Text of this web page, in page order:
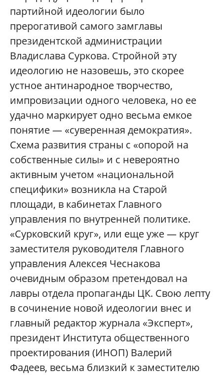
партийной идеологии было
прерогативой самого замглавы
президентской администрации
Владислава Суркова. Стройной эту
идеологию не назовешь, это скорее
устное антинародное творчество,
импровизации одного человека, но ее
удачно маркирует одно весьма емкое
понятие — «суверенная демократия».
Схема развития страны с «опорой на
собственные силы» и с невероятно
активным учетом «национальной
специфики» возникла на Старой
площади, в кабинетах Главного
управления по внутренней политике.
«Сурковский круг», или еще уже — круг
заместителя руководителя Главного
управления Алексея Чеснакова
очевидным образом претендовал на
лавры отдела пропаганды ЦК. Свою лепту
в сочинение новой идеологии внес и
главный редактор журнала «Эксперт»,
президент Института общественного
проектирования (ИНОП) Валерий
Фадеев, весьма близкий к заместителю